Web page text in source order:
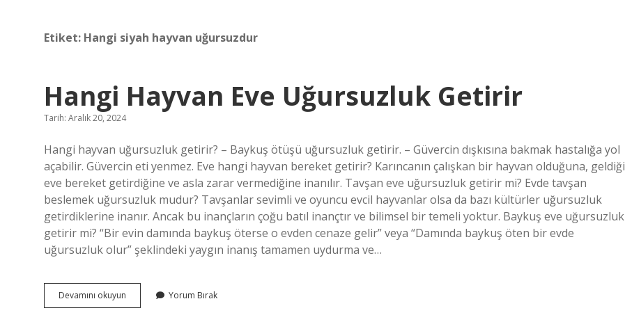
Etiket: Hangi siyah hayvan uğursuzdur
Hangi Hayvan Eve Uğursuzluk Getirir
Tarih: Aralık 20, 2024
Hangi hayvan uğursuzluk getirir? – Baykuş ötüşü uğursuzluk getirir. – Güvercin dışkısına bakmak hastalığa yol
açabilir. Güvercin eti yenmez. Eve hangi hayvan bereket getirir? Karıncanın çalışkan bir hayvan olduğuna, geldiği
eve bereket getirdiğine ve asla zarar vermediğine inanılır. Tavşan eve uğursuzluk getirir mi? Evde tavşan
beslemek uğursuzluk mudur? Tavşanlar sevimli ve oyuncu evcil hayvanlar olsa da bazı kültürler uğursuzluk
getirdiklerine inanır. Ancak bu inançların çoğu batıl inançtır ve bilimsel bir temeli yoktur. Baykuş eve uğursuzluk
getirir mi? “Bir evin damında baykuş öterse o evden cenaze gelir” veya “Damında baykuş öten bir evde
uğursuzluk olur” şeklindeki yaygın inanış tamamen uydurma ve…
Devamını okuyun
Hayvan
Yorum Bırak